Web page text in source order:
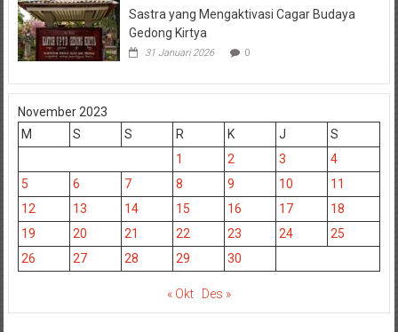
Sastra yang Mengaktivasi Cagar Budaya
Gedong Kirtya
31 Januari 2026 0
November 2023
M
S S R K J
S
1
2 3
4
5
6 7 8 9 10
11
12
13 14 15 16 17
18
19
20 21 22 23 24
25
26
27 28 29 30
« Okt Des »